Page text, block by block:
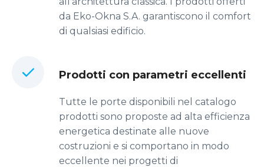
da Eko-Okna S.A. garantiscono il comfort
di qualsiasi edificio.
Prodotti con parametri eccellenti
Tutte le porte disponibili nel catalogo
prodotti sono proposte ad alta efficienza
energetica destinate alle nuove
costruzioni e si comportano in modo
eccellente nei progetti di